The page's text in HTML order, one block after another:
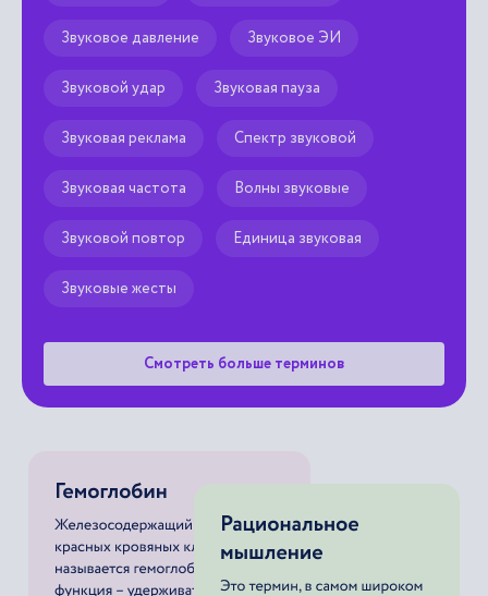
Звуковое давление Звуковое ЭИ
Звуковой удар Звуковая пауза
Звуковая реклама Спектр звуковой
Звуковая частота Волны звуковые
Звуковой повтор Единица звуковая
Звуковые жесты
Смотреть больше терминов